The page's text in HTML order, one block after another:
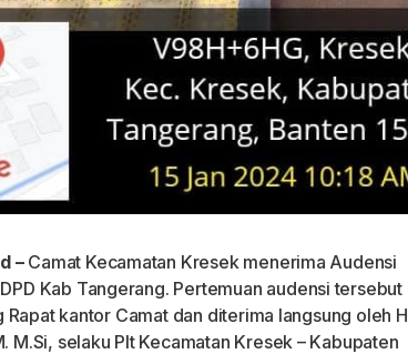
–Camat Kecamatan Kresek menerima Audensi
Kab Tangerang. Pertemuan audensi tersebut
Rapat kantor Camat dan diterima langsung oleh H
M.Si, selaku Plt Kecamatan Kresek – Kabupaten